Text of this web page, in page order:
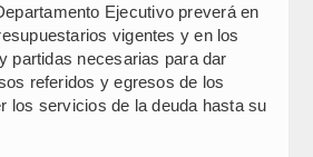
Ejecutivo preverá en
vigentes y en los
partidas necesarias para dar
referidos y egresos de los
los servicios de la deuda hasta su